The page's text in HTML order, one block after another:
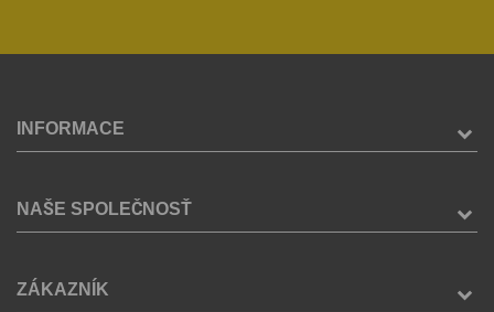
INFORMACE
NAŠE SPOLEČNOSŤ
ZÁKAZNÍK